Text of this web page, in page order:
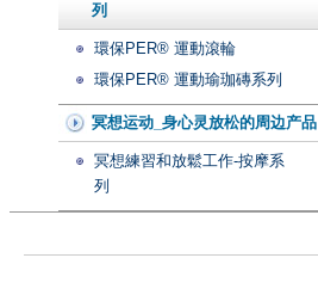
列
環保PER® 運動滾輪
環保PER® 運動瑜珈磚系列
冥想运动_身心灵放松的周边产品
冥想練習和放鬆工作-按摩系
列